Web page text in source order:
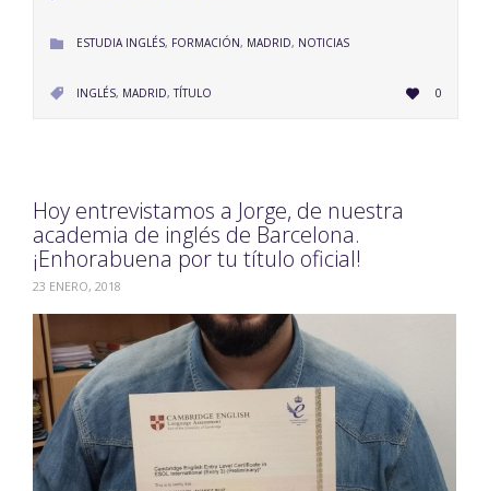
 CATEGORY
ESTUDIA INGLÉS, FORMACIÓN, MADRID, NOTICIAS
 CATEGORY
INGLÉS, MADRID,TÍTULO  LOVE
IT0
Hoy entrevistamos a Jorge, de nuestra
academia de inglés de Barcelona.
¡Enhorabuena por tu título oficial!
23 ENERO, 2018